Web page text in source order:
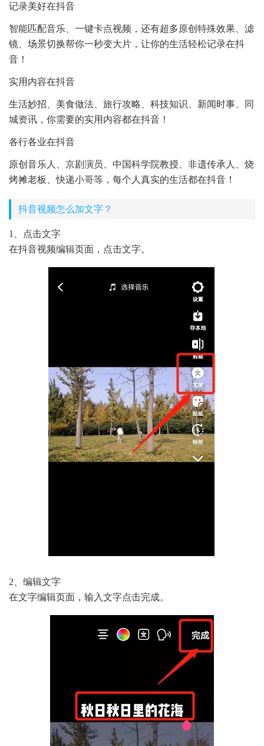
记录美好在抖音
智能匹配音乐、一键卡点视频，还有超多原创特殊效果、滤
镜、场景切换帮你一秒变大片，让你的生活轻松记录在抖
音！
实用内容在抖音
生活妙招、美食做法、旅行攻略、科技知识、新闻时事、同
城资讯，你需要的实用内容都在抖音！
各行各业在抖音
原创音乐人、京剧演员、中国科学院教授、非遗传承人、烧
烤摊老板、快递小哥等，每个人真实的生活都在抖音！
抖音视频怎么加文字？
1、点击文字
在抖音视频编辑页面，点击文字。
2、编辑文字
在文字编辑页面，输入文字点击完成。